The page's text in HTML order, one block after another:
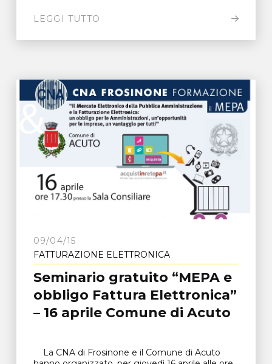
LEGGI TUTTO
09/04/15
FATTURAZIONE ELETTRONICA
Seminario gratuito “MEPA e
obbligo Fattura Elettronica”
– 16 aprile Comune di Acuto
La CNA di Frosinone e il Comune di Acuto